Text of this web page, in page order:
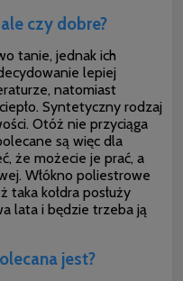
czy dobre?
tanie, jednak ich
lepiej
natomiast
Syntetyczny rodzaj
Otóż nie przyciąga
są więc dla
że możecie je prać, a
Włókno poliestrowe
taka kołdra posłuży
lata i będzie trzeba ją
jest?